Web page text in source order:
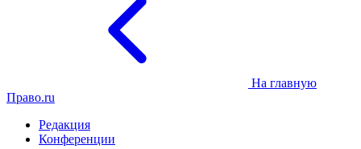
На главную
Право.ru
Редакция
Конференции